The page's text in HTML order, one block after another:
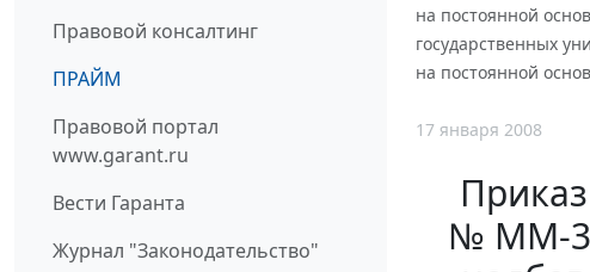
Правовой консалтинг
ПРАЙМ
Правовой портал
www.garant.ru
Вести Гаранта
Журнал "Законодательство"
на постоянной
государственных
на постоянной
17 января 2008
№ ММ-3-